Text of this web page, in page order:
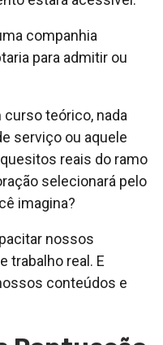
companhia
para admitir ou
teórico, nada
serviço ou aquele
reais do ramo
selecionará pelo
imagina?
nossos
trabalho real. E
conteúdos e